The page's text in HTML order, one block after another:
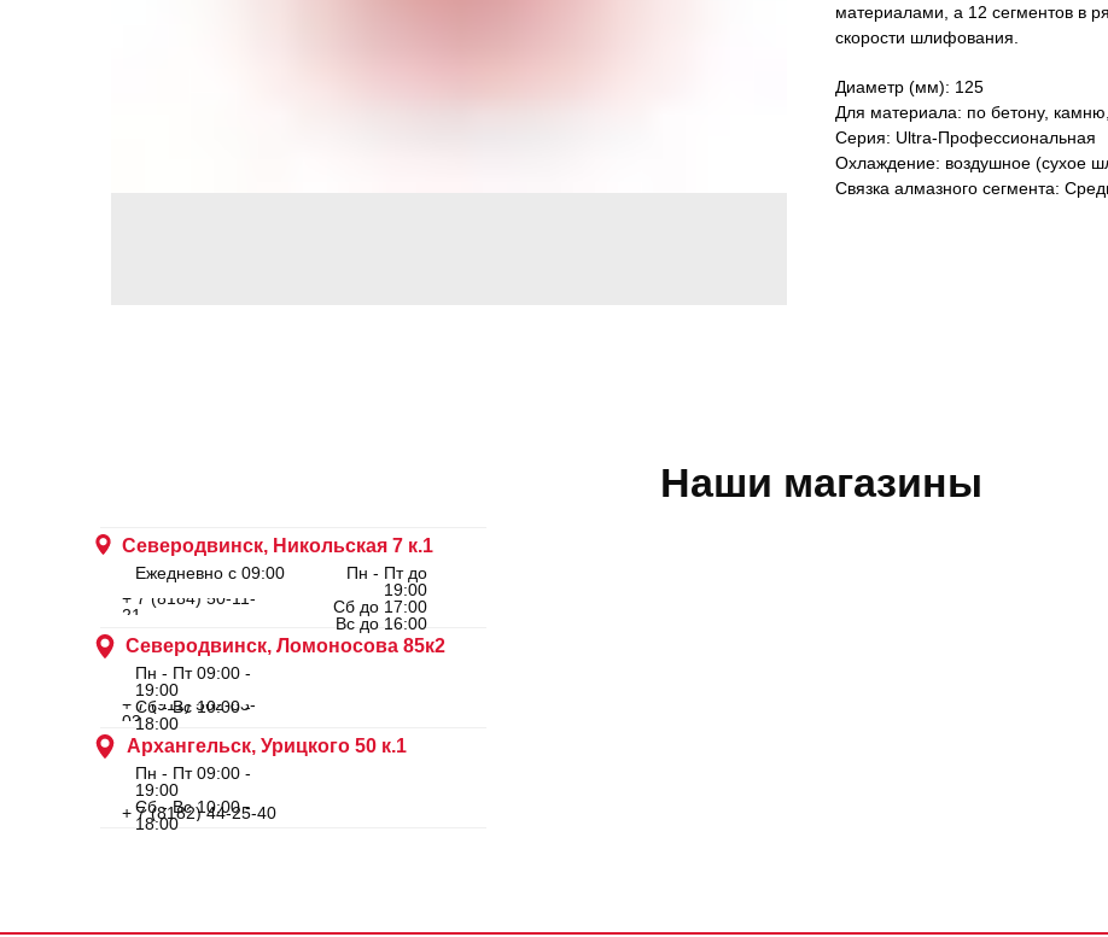
материалами, а 12 сегментов в
скорости шлифования.
Диаметр (мм): 125
Для материала: по бетону,
Серия: Ultra-Профессиональная
Охлаждение: воздушное (сухое
Связка алмазного сегмента:
Наши магазины
Архангельск, Урицкого 50 к.1
Северодвинск, Ломоносова 85к2
Северодвинск, Никольская 7 к.1
Ежедневно с 09:00
Пн - Пт до
19:00
Сб до 17:00
Вс до 16:00
Пн - Пт 09:00 -
19:00
Сб - Вс 10:00 -
18:00
Пн - Пт 09:00 -
19:00
Сб - Вс 10:00 -
18:00
+ 7 (8184) 50-11-
21
+ 7 (911) 562-83-
03
+ 7 (8182) 44-25-40